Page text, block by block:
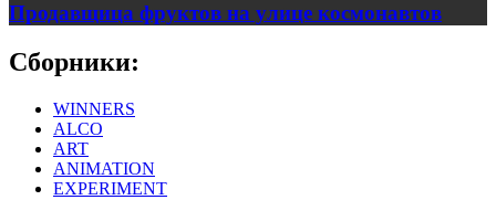
Продавщица фруктов на улице космонавтов
Сборники:
WINNERS
ALCO
ART
ANIMATION
EXPERIMENT